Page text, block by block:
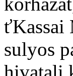
ťKassai
sulyos
hivatali